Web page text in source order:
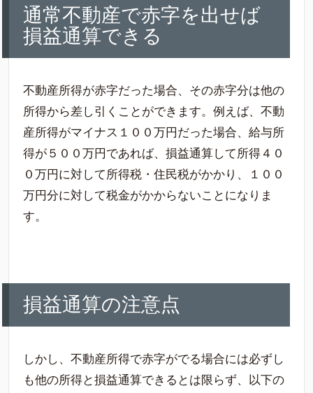
通常不動産で赤字を出せば
損益通算できる
不動産所得が赤字だった場合、その赤字分は他の
所得から差し引くことができます。例えば、不動
産所得がマイナス１００万円だった場合、給与所
得が５００万円であれば、損益通算して所得４０
０万円に対して所得税・住民税がかかり、１００
万円分に対して税金がかからないことになりま
す。
損益通算の注意点
しかし、不動産所得で赤字がでる場合には必ずし
も他の所得と損益通算できるとは限らず、以下の